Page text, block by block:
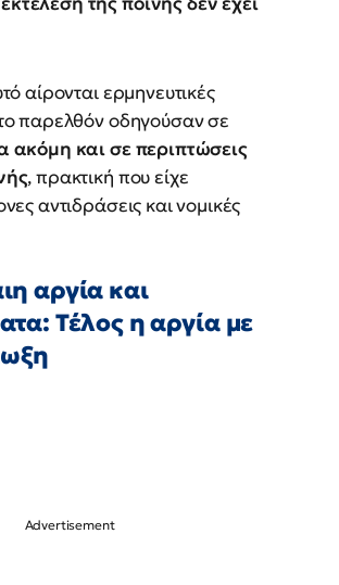
αίρονται ερμηνευτικές
παρελθόν οδηγούσαν σε
ακόμη και σε περιπτώσεις
, πρακτική που είχε
αντιδράσεις και νομικές
αργία και
Τέλος η αργία με